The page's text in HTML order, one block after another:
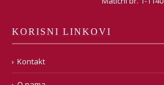
KORISNI LINKOVI
Kontakt